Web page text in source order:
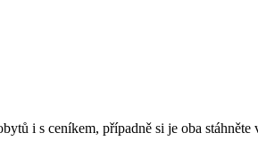
i s ceníkem, případně si je oba stáhněte